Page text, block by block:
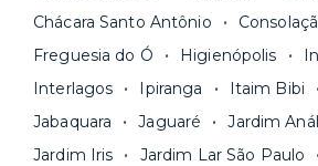
Chácara Santo Antônio
Freguesia do Ó
Higienópolis
Interlagos
Ipiranga Itaim Bibi
Jabaquara
Jaguaré
Jardim
Jardim Iris
Jardim Lar São Paulo